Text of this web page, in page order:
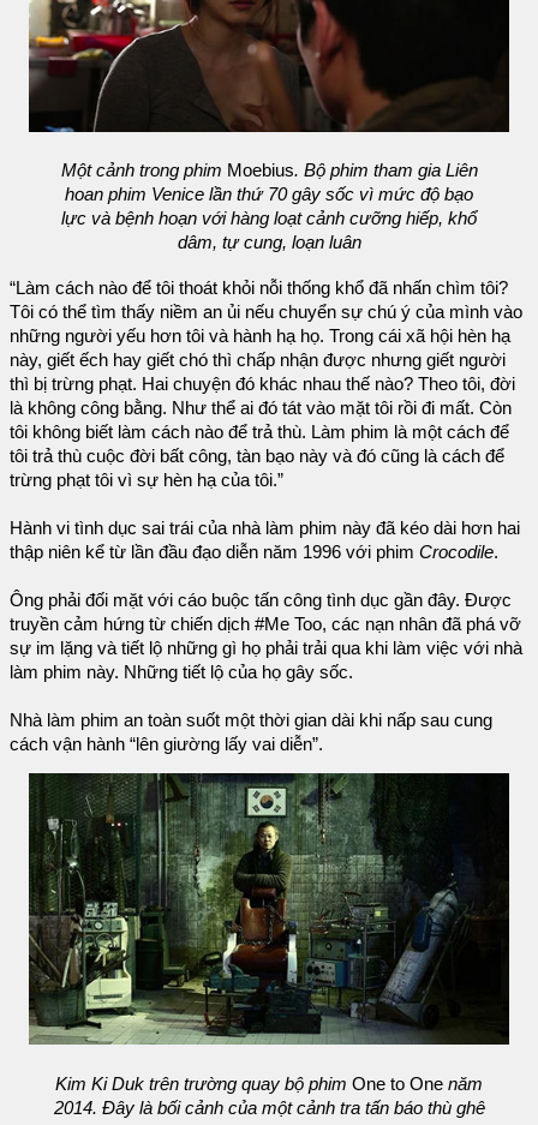
Một cảnh trong phim Moebius. Bộ phim tham gia Liên
hoan phim Venice lần thứ 70 gây sốc vì mức độ bạo
lực và bệnh hoạn với hàng loạt cảnh cưỡng hiếp, khổ
dâm, tự cung, loạn luân
“Làm cách nào để tôi thoát khỏi nỗi thống khổ đã nhấn chìm tôi?
Tôi có thể tìm thấy niềm an ủi nếu chuyển sự chú ý của mình vào
những người yếu hơn tôi và hành hạ họ. Trong cái xã hội hèn hạ
này, giết ếch hay giết chó thì chấp nhận được nhưng giết người
thì bị trừng phạt. Hai chuyện đó khác nhau thế nào? Theo tôi, đời
là không công bằng. Như thể ai đó tát vào mặt tôi rồi đi mất. Còn
tôi không biết làm cách nào để trả thù. Làm phim là một cách để
tôi trả thù cuộc đời bất công, tàn bạo này và đó cũng là cách để
trừng phạt tôi vì sự hèn hạ của tôi.”
Hành vi tình dục sai trái của nhà làm phim này đã kéo dài hơn hai
thập niên kể từ lần đầu đạo diễn năm 1996 với phim Crocodile.
Ông phải đối mặt với cáo buộc tấn công tình dục gần đây. Được
truyền cảm hứng từ chiến dịch #Me Too, các nạn nhân đã phá vỡ
sự im lặng và tiết lộ những gì họ phải trải qua khi làm việc với nhà
làm phim này. Những tiết lộ của họ gây sốc.
Nhà làm phim an toàn suốt một thời gian dài khi nấp sau cung
cách vận hành “lên giường lấy vai diễn”.
Kim Ki Duk trên trường quay bộ phim One to One năm
2014. Đây là bối cảnh của một cảnh tra tấn báo thù ghê